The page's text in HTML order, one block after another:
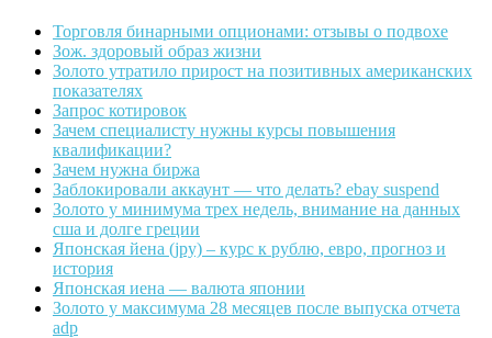
Торговля бинарными опционами: отзывы о подвохе
Зож. здоровый образ жизни
Золото утратило прирост на позитивных американских
показателях
Запрос котировок
Зачем специалисту нужны курсы повышения
квалификации?
Зачем нужна биржа
Заблокировали аккаунт — что делать? ebay suspend
Золото у минимума трех недель, внимание на данных
сша и долге греции
Японская йена (jpy) – курс к рублю, евро, прогноз и
история
Японская иена — валюта японии
Золото у максимума 28 месяцев после выпуска отчета
adp